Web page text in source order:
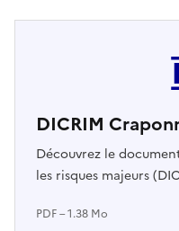
DICRIM
PDF – 1.38 Mo
Découvrez le
les risques majeurs